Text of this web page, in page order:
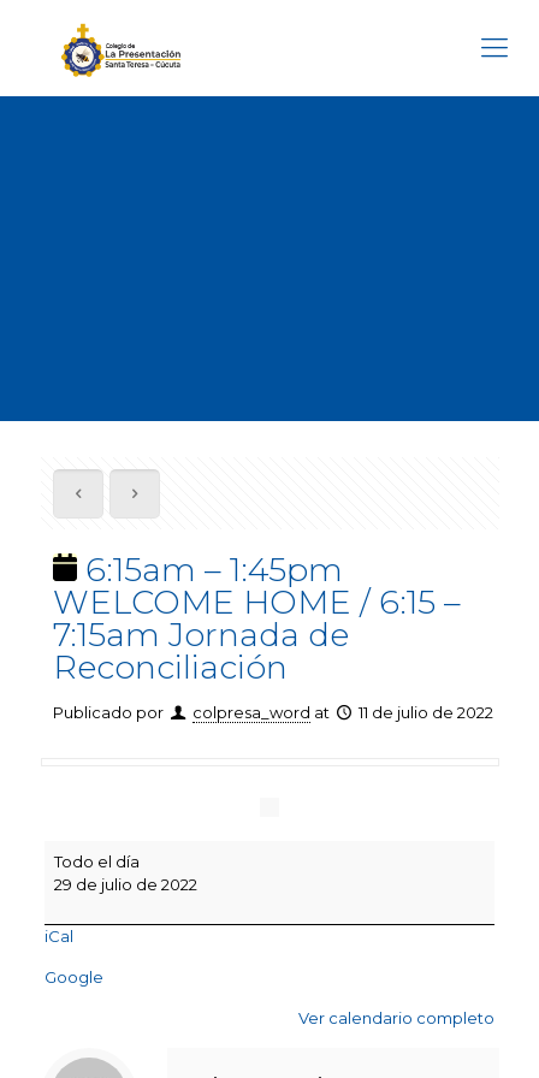
6:15am – 1:45pm
WELCOME HOME / 6:15 –
7:15am Jornada de
Reconciliación
Publicado por colpresa_word at 11 de julio de 2022
1:45pm
HOME
6:15
Jornada
Todo el día
29 de julio de 2022
iCal
Google
Ver calendario completo